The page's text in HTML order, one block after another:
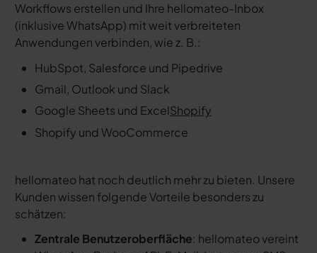
Workflows erstellen und Ihre hellomateo-Inbox
(inklusive WhatsApp) mit weit verbreiteten
Anwendungen verbinden, wie z. B.:
HubSpot, Salesforce und Pipedrive
Gmail, Outlook und Slack
Google Sheets und ExcelShopify
Shopify und WooCommerce
hellomateo hat noch deutlich mehr zu bieten. Unsere
Kunden wissen folgende Vorteile besonders zu
schätzen:
Zentrale Benutzeroberfläche: hellomateo vereint